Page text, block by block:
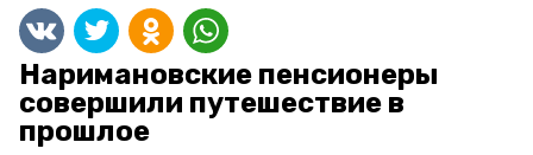
Наримановские пенсионеры
совершили путешествие в
прошлое